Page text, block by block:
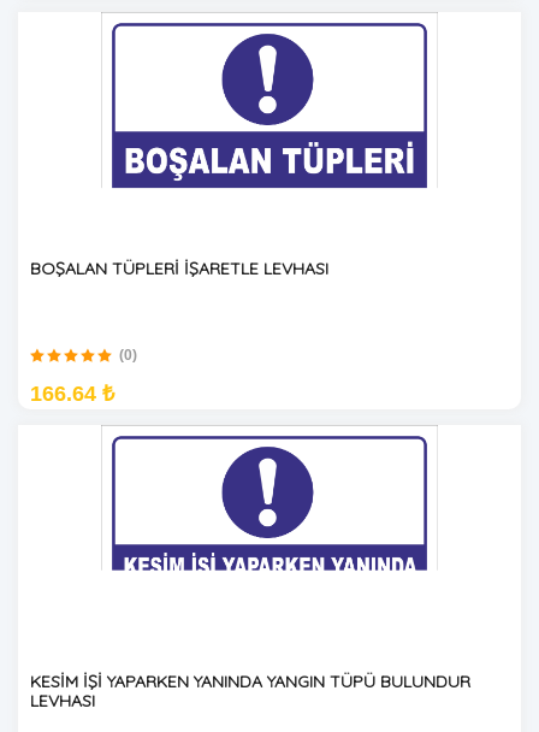
BOŞALAN TÜPLERİ İŞARETLE LEVHASI
(0)
166.64 ₺
KESİM İŞİ YAPARKEN YANINDA YANGIN TÜPÜ BULUNDUR
LEVHASI